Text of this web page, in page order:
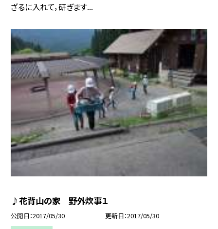
ざるに入れて，研ぎます...
♪花背山の家 野外炊事１
公開日 2017/05/30 更新日 2017/05/30